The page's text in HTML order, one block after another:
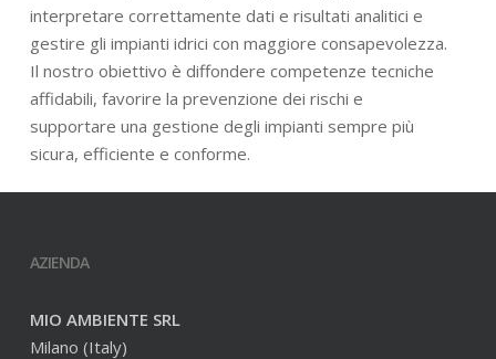
interpretare correttamente dati e risultati analitici e
gestire gli impianti idrici con maggiore consapevolezza.
Il nostro obiettivo è diffondere competenze tecniche
affidabili, favorire la prevenzione dei rischi e
supportare una gestione degli impianti sempre più
sicura, efficiente e conforme.
AZIENDA
MIO AMBIENTE SRL
Milano (Italy)